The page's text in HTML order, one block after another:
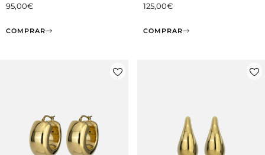
95,00€
COMPRAR
125,00€
COMPRAR